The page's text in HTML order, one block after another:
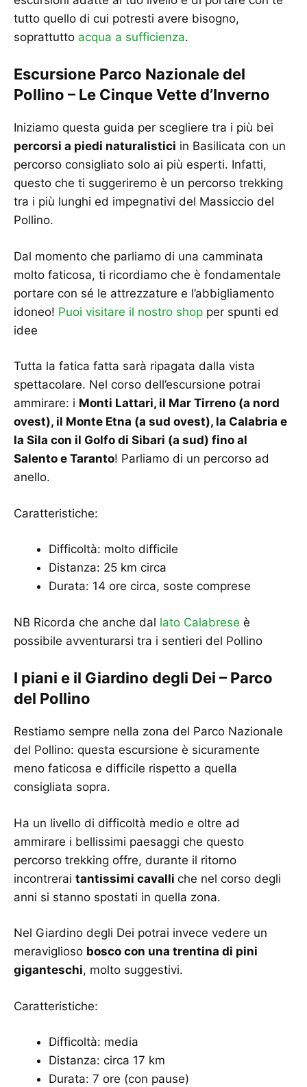
tutto quello di cui potresti avere bisogno,
soprattutto acqua a sufficienza.
Escursione Parco Nazionale del
Pollino – Le Cinque Vette d’Inverno
Iniziamo questa guida per scegliere tra i più bei
percorsi a piedi naturalistici in Basilicata con un
percorso consigliato solo ai più esperti. Infatti,
questo che ti suggeriremo è un percorso trekking
tra i più lunghi ed impegnativi del Massiccio del
Pollino.
Dal momento che parliamo di una camminata
molto faticosa, ti ricordiamo che è fondamentale
portare con sé le attrezzature e l’abbigliamento
idoneo! Puoi visitare il nostro shop per spunti ed
idee
Tutta la fatica fatta sarà ripagata dalla vista
spettacolare. Nel corso dell’escursione potrai
ammirare: i Monti Lattari, il Mar Tirreno (a nord
ovest), il Monte Etna (a sud ovest), la Calabria e
la Sila con il Golfo di Sibari (a sud) fino al
Salento e Taranto! Parliamo di un percorso ad
anello.
Caratteristiche:
Difficoltà: molto difficile
Distanza: 25 km circa
Durata: 14 ore circa, soste comprese
NB Ricorda che anche dal lato Calabrese è
possibile avventurarsi tra i sentieri del Pollino
I piani e il Giardino degli Dei – Parco
del Pollino
Restiamo sempre nella zona del Parco Nazionale
del Pollino: questa escursione è sicuramente
meno faticosa e difficile rispetto a quella
consigliata sopra.
Ha un livello di difficoltà medio e oltre ad
ammirare i bellissimi paesaggi che questo
percorso trekking offre, durante il ritorno
incontrerai tantissimi cavalli che nel corso degli
anni si stanno spostati in quella zona.
Nel Giardino degli Dei potrai invece vedere un
meraviglioso bosco con una trentina di pini
giganteschi, molto suggestivi.
Caratteristiche:
Difficoltà: media
Distanza: circa 17 km
Durata: 7 ore (con pause)